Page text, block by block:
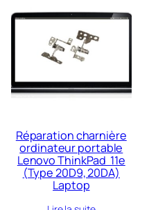
Réparation charnière
ordinateur portable
Lenovo ThinkPad 11e
(Type 20D9, 20DA)
Laptop